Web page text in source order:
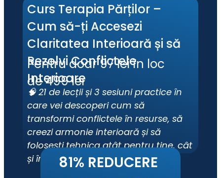
Curs Terapia Părților –
Cum să-ți Accesezi
Claritatea Interioară și să
Rezolvi Conflictele
Interioare
Pentru doar 97 lei în loc
de 499 lei
🧠 21 de lecții și 3 sesiuni practice în
care vei descoperi cum să
transformi conflictele în resurse, să
creezi armonie interioară și să
folosești tehnica atât pentru tine, cât
și în lucrul cu alții.
81% REDUCERE